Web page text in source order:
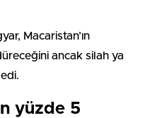
Macaristan’ın
ancak silah ya
yüzde 5